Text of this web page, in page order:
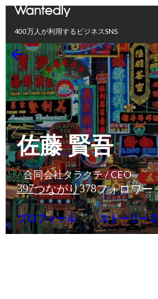
400万人が利用するビジネスSNS
佐藤 賢吾
合同会社タラクテ / CEO
397つながり378フォロワー
プロフィール ストーリー 2